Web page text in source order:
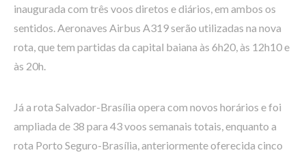
inaugurada com três voos diretos e diários, em ambos os
sentidos. Aeronaves Airbus A319 serão utilizadas na nova
rota, que tem partidas da capital baiana às 6h20, às 12h10 e
às 20h.
Já a rota Salvador-Brasília opera com novos horários e foi
ampliada de 38 para 43 voos semanais totais, enquanto a
rota Porto Seguro-Brasília, anteriormente oferecida cinco